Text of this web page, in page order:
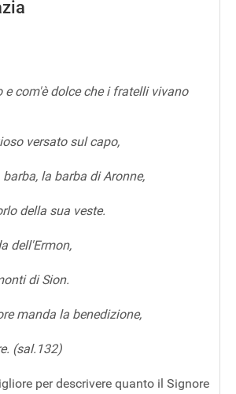
e com'è dolceche i fratelli vivano
versato sul capo,
la barba di Aronne,
della sua veste.
dell'Ermon,
di Sion.
manda la benedizione,
(sal.132)
per descrivere quanto il Signore